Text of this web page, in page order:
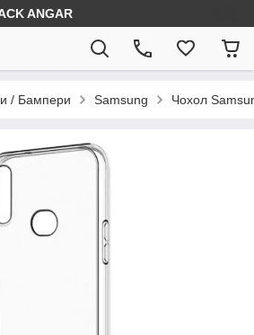
ANGAR
/ Бампери Samsung Чохол